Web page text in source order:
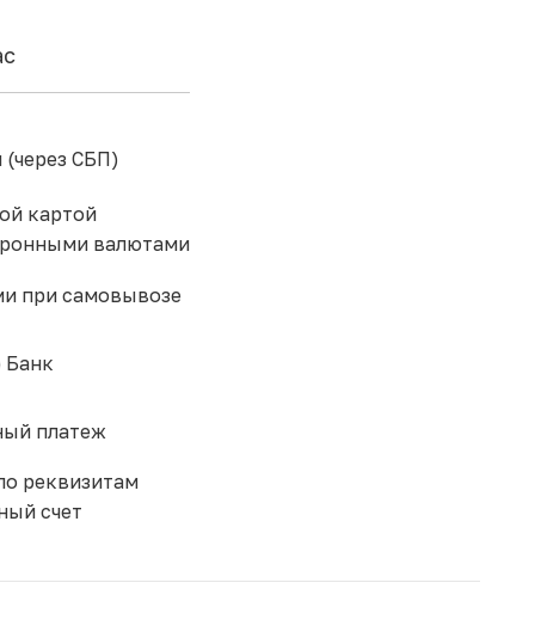
СБП)
картой
валютами
при самовывозе
Банк
платеж
реквизитам
счет